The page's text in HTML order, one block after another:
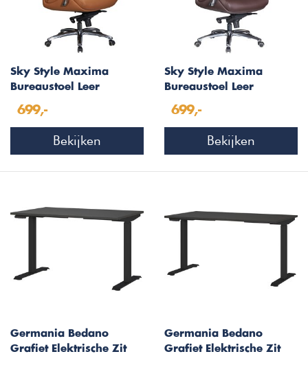
Sky Style Maxima
Bureaustoel Leer
699,-
Bekijken
Sky Style Maxima
Bureaustoel Leer
699,-
Bekijken
Germania Bedano
Grafiet Elektrische Zit
Germania Bedano
Grafiet Elektrische Zit